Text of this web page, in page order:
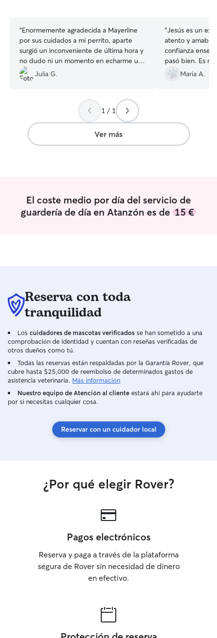
“Enormemente agradecida a Mayerline
por sus cuidados a mi perrito, aparte
surgió un inconveniente de última hora y
no dudo ni un momento en echarme un
cable. Miles de gracias!!! En breve Orion
volverá a formar parte de tu familia si lo
Julia G.
“Jesús es un
atento y
confianza
pasó bien. Es
lo recomiendo
Maria A.
1 / 1
Ver más
El coste medio por día del servicio de
guardería de día en Atanzón es de 15 €
Reserva con toda
tranquilidad
Los cuidadores de mascotas verificados se han sometido a una
comprobación de identidad y cuentan con reseñas verificadas de
otros dueños como tú.
Todas las reservas están respaldadas por la Garantía Rover, que
cubre hasta $25,000 de reembolso de determinados gastos de
asistencia veterinaria. Más información
Nuestro equipo de Atención al cliente estará ahí para ayudarte
por si necesitas cualquier cosa.
Reservar con un cuidador local
¿Por qué elegir Rover?
Pagos electrónicos
Reserva y paga a través de la plataforma
segura de Rover sin necesidad de dinero
en efectivo.